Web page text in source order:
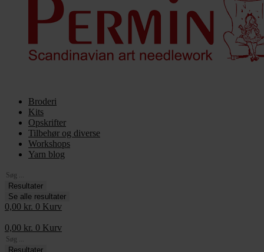
Broderi
Kits
Opskrifter
Tilbehør og diverse
Workshops
Yarn blog
Search
...Resultater
Se alle resultater
0,00 kr. 0 Kurv
0,00 kr. 0 Kurv
Search
...Resultater